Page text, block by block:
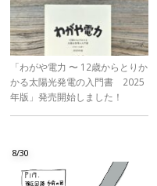
「わがや電力 〜 12歳からとりか
かる太陽光発電の入門書 2025
年版」発売開始しました！
8/30